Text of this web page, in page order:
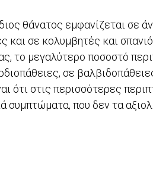
θάνατος εμφανίζεται σε
και σε κολυμβητές και
το μεγαλύτερο ποσοστό
σε
ότι στις περισσότερες
συμπτώματα, που δεν τα